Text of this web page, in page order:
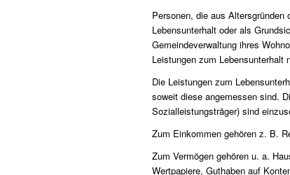
Personen, die aus
Lebensunterhalt oder als
Gemeindeverwaltung ihres
Leistungen zum
Die Leistungen zum
soweit diese angemessen sind.
Sozialleistungsträger) sind
Zum Einkommen gehören z. B.
Zum Vermögen gehören u. a.
Wertpapiere, Guthaben auf